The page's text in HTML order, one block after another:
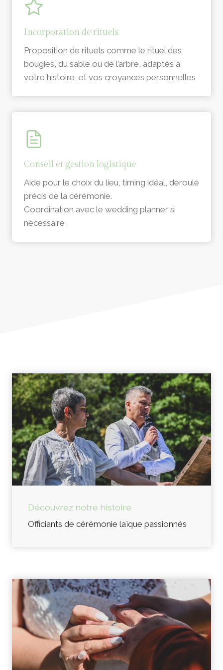
Incorporation de rituels
Proposition de rituels comme le rituel des
bougies, du sable ou de l’arbre, adaptés à
votre histoire, et vos croyances personnelles
Conseil et gestion logistique
Aide pour le choix du lieu, timing idéal, déroulé
précis de la cérémonie.
Coordination avec le wedding planner si
nécessaire
Découvrez notre histoire
Officiants de cérémonie laïque passionnés